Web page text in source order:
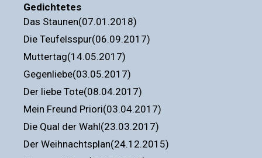
Gedichtetes
Das Staunen(07.01.2018)
Die Teufelsspur(06.09.2017)
Muttertag(14.05.2017)
Gegenliebe(03.05.2017)
Der liebe Tote(08.04.2017)
Mein Freund Priori(03.04.2017)
Die Qual der Wahl(23.03.2017)
Der Weihnachtsplan(24.12.2015)